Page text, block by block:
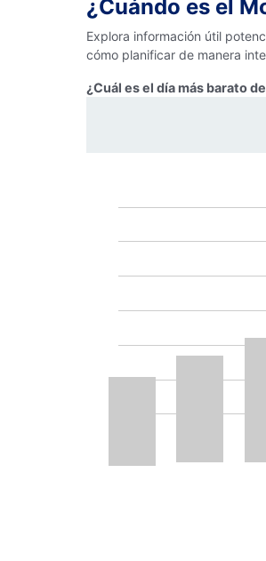
¿Cuándo es el
Explora información útil
cómo planificar de manera
¿Cuál es el día más barato